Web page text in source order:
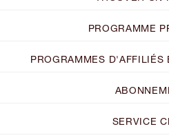
PROGRAMME
PROGRAMMES D'AFFILIÉS
SERVICE